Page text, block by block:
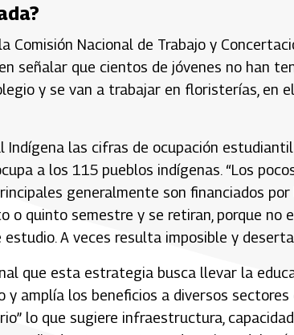
Comisión Nacional de Trabajo y
señalar que cientos de jóvenes no han
y se van a trabajar en floristerías, en
Indígena las cifras de ocupación
a los 115 pueblos indígenas. “Los
generalmente son financiados por
o quinto semestre y se retiran, porque no
A veces resulta imposible y
que esta estrategia busca llevar la
y amplía los beneficios a diversos sectores
lo que sugiere infraestructura,